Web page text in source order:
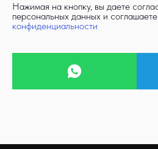
Нажимая на кнопку, вы даете
персональных данных и
конфиденциальности